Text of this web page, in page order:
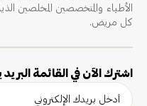
الأطباء والمتخصصين المخلصين
كل مريض.
اشترك الآن في القائمة